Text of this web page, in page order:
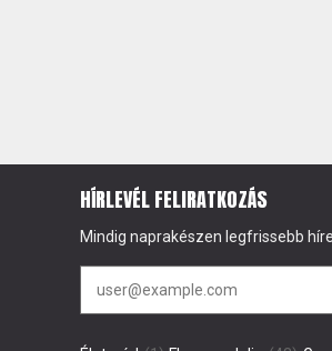
HÍRLEVÉL FELIRATKOZÁS
Mindig naprakészen legfrissebb